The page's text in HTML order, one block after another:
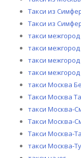
Такси из
Такси из
такси межгород
такси
такси
такси
такси Москва
Такси Москва
такси Москва-
Такси Москва-
Такси Москва-
такси Москва-